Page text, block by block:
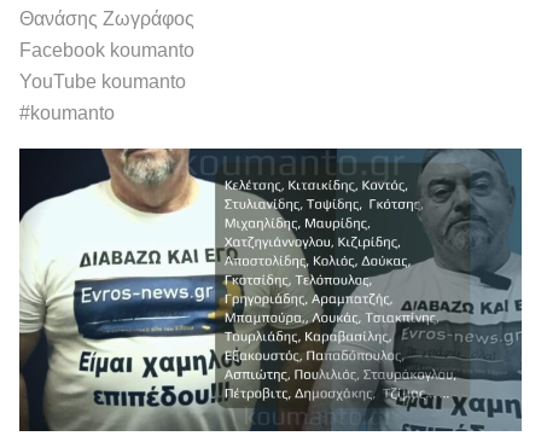
Θανάσης Ζωγράφος
Facebook koumanto
YouTube koumanto
#koumanto